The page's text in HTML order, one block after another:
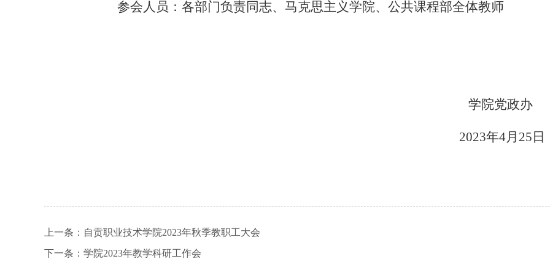
参会人员：各部门负责同志、马克思主义学院、公共课程部全体教师
学院党政办
2023年4月25日
上一条： 自贡职业技术学院2023年秋季教职工大会
下一条： 学院2023年教学科研工作会